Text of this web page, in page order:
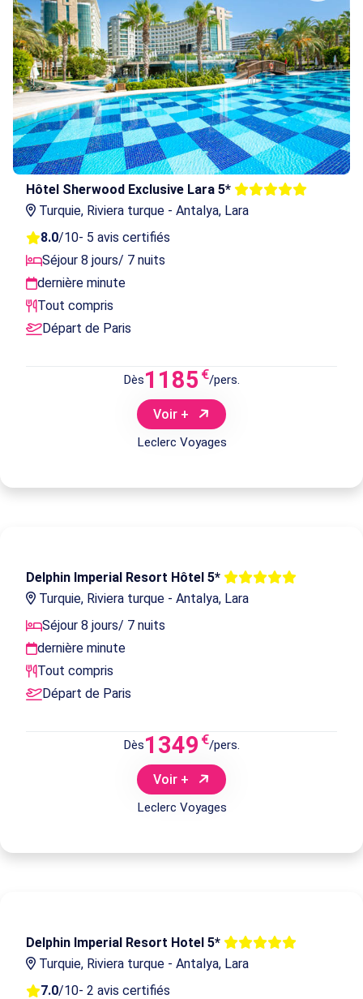
Hôtel Sherwood Exclusive Lara 5*
Turquie, Riviera turque - Antalya, Lara
8.0/10- 5 avis certifiés
Séjour 8 jours/ 7 nuits
dernière minute
Tout compris
Départ de Paris
Dès1185 €/pers.
Voir +
Leclerc Voyages
Delphin Imperial Resort Hôtel 5*
Turquie, Riviera turque - Antalya, Lara
Séjour 8 jours/ 7 nuits
dernière minute
Tout compris
Départ de Paris
Dès1349 €/pers.
Voir +
Leclerc Voyages
Delphin Imperial Resort Hotel 5*
Turquie, Riviera turque - Antalya, Lara
7.0/10- 2 avis certifiés